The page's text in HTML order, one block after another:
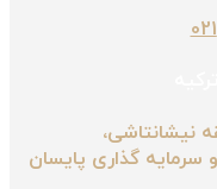
نیشانتاشی،